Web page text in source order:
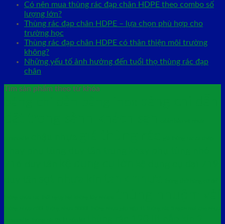
Có nên mua thùng rác đạp chân HDPE theo combo số
lượng lớn?
Thùng rác đạp chân HDPE – lựa chọn phù hợp cho
trường học
Thùng rác đạp chân HDPE có thân thiện môi trường
không?
Những yếu tố ảnh hưởng đến tuổi thọ thùng rác đạp
chân
Tìm sản phẩm theo từ khóa